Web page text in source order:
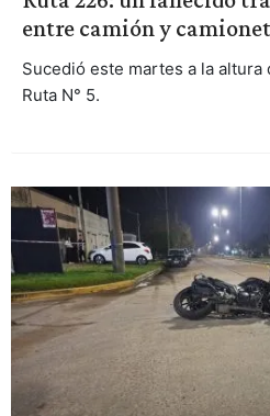
entre camión y
Sucedió este martes a la
Ruta N° 5.